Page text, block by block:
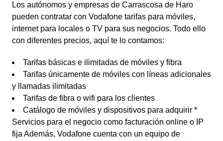
Los autónomos y empresas de Carrascosa de Haro
pueden contratar con Vodafone tarifas para móviles,
internet para locales o TV para sus negocios. Todo ello
con diferentes precios, aquí te lo contamos:
Tarifas básicas e ilimitadas de móviles y fibra
Tarifas únicamente de móviles con líneas adicionales
y llamadas ilimitadas
Tarifas de fibra o wifi para los clientes
Catálogo de móviles y dispositivos para adquirir *
Servicios para el negocio como facturación online o IP
fija Además, Vodafone cuenta con un equipo de